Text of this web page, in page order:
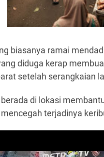
biasanya ramai
diduga kerap
setelah serangkaian
di lokasi
terjadinya